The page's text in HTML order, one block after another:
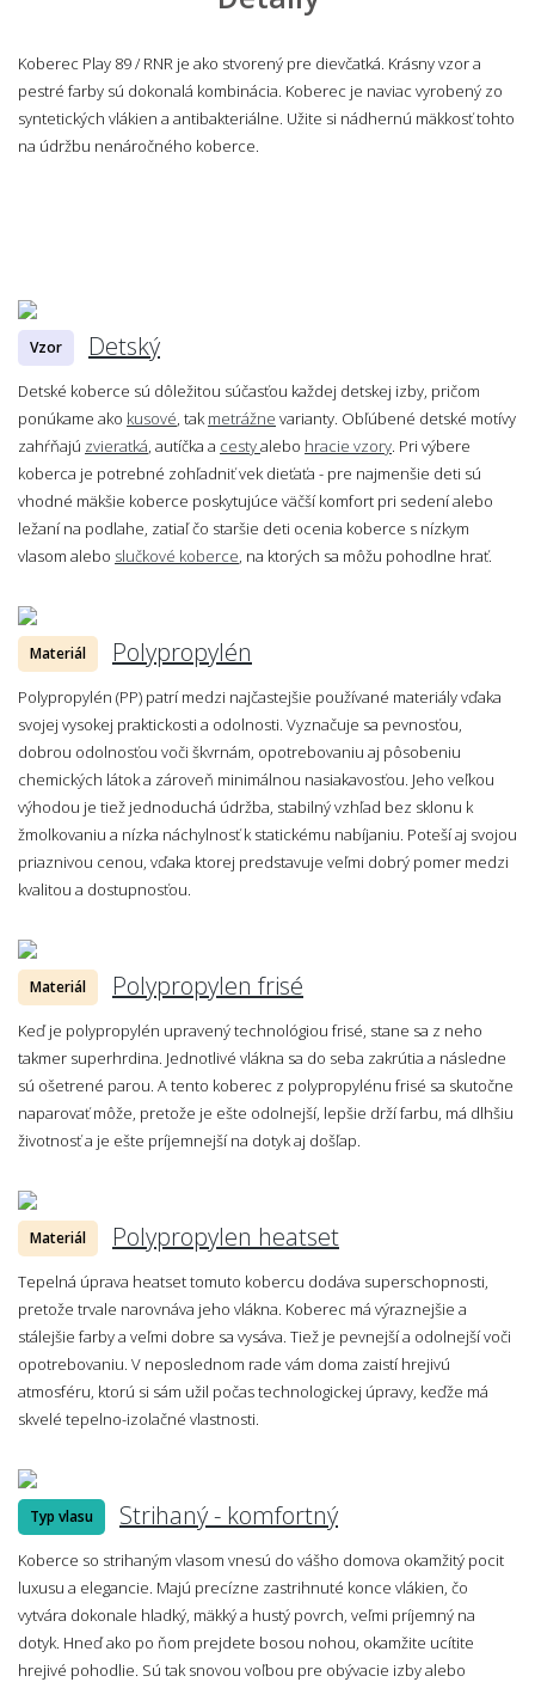
Koberec Play 89 / RNR je ako stvorený pre dievčatká. Krásny vzor a
pestré farby sú dokonalá kombinácia. Koberec je naviac vyrobený zo
syntetických vlákien a antibakteriálne. Užite si nádhernú mäkkosť tohto
na údržbu nenáročného koberce.
Vzor Detský
Detské koberce sú dôležitou súčasťou každej detskej izby, pričom
ponúkame ako kusové , tak metrážne varianty. Obľúbené detské motívy
zahŕňajú zvieratká , autíčka a cestyalebo hracie vzory . Pri výbere
koberca je potrebné zohľadniť vek dieťaťa - pre najmenšie deti sú
vhodné mäkšie koberce poskytujúce väčší komfort pri sedení alebo
ležaní na podlahe, zatiaľ čo staršie deti ocenia koberce s nízkym
vlasom alebo slučkové koberce , na ktorých sa môžu pohodlne hrať.
Materiál Polypropylén
Polypropylén (PP) patrí medzi najčastejšie používané materiály vďaka
svojej vysokej praktickosti a odolnosti. Vyznačuje sa pevnosťou,
dobrou odolnosťou voči škvrnám, opotrebovaniu aj pôsobeniu
chemických látok a zároveň minimálnou nasiakavosťou. Jeho veľkou
výhodou je tiež jednoduchá údržba, stabilný vzhľad bez sklonu k
žmolkovaniu a nízka náchylnosť k statickému nabíjaniu. Poteší aj svojou
priaznivou cenou, vďaka ktorej predstavuje veľmi dobrý pomer medzi
kvalitou a dostupnosťou.
Materiál Polypropylen frisé
Keď je polypropylén upravený technológiou frisé, stane sa z neho
takmer superhrdina. Jednotlivé vlákna sa do seba zakrútia a následne
sú ošetrené parou. A tento koberec z polypropylénu frisé sa skutočne
naparovať môže, pretože je ešte odolnejší, lepšie drží farbu, má dlhšiu
životnosť a je ešte príjemnejší na dotyk aj došľap.
Materiál Polypropylen heatset
Tepelná úprava heatset tomuto kobercu dodáva superschopnosti,
pretože trvale narovnáva jeho vlákna. Koberec má výraznejšie a
stálejšie farby a veľmi dobre sa vysáva. Tiež je pevnejší a odolnejší voči
opotrebovaniu. V neposlednom rade vám doma zaistí hrejivú
atmosféru, ktorú si sám užil počas technologickej úpravy, keďže má
skvelé tepelno-izolačné vlastnosti.
Typ vlasu Strihaný - komfortný
Koberce so strihaným vlasom vnesú do vášho domova okamžitý pocit
luxusu a elegancie. Majú precízne zastrihnuté konce vlákien, čo
vytvára dokonale hladký, mäkký a hustý povrch, veľmi príjemný na
dotyk. Hneď ako po ňom prejdete bosou nohou, okamžite ucítite
hrejivé pohodlie. Sú tak snovou voľbou pre obývacie izby alebo